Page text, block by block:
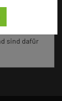
sind dafür